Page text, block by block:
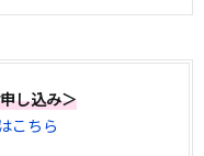
し込み＞
こちら